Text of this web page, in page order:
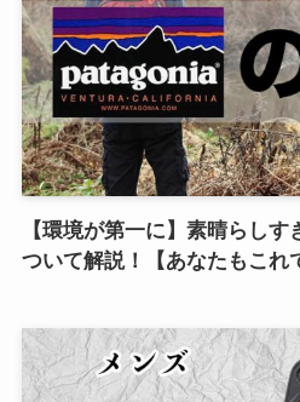
【環境が第一に】素晴らし
ついて解説！【あなたもこれ